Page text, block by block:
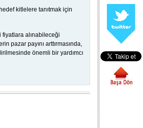
kitlelere tanıtmak için
fiyatlara alınabileceği
pazar payını arttırmasında,
önemli bir yardımcı